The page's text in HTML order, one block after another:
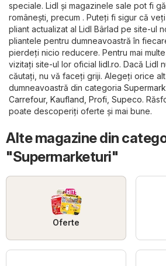
speciale. Lidl și magazinele sale pot fi
românești, precum . Puteți fi sigur că
pliant actualizat al Lidl Bârlad pe site-ul
pliantele pentru dumneavoastră în
pierdeți nicio reducere. Pentru mai
vizitați site-ul lor oficial lidl.ro. Dacă Lidl
căutați, nu vă faceți griji. Alegeți orice
dumneavoastră din categoria
Carrefour, Kaufland Profi Supeco.
poate descoperiți oferte și mai bune.
Alte magazine din
"Supermarketuri"
Oferte